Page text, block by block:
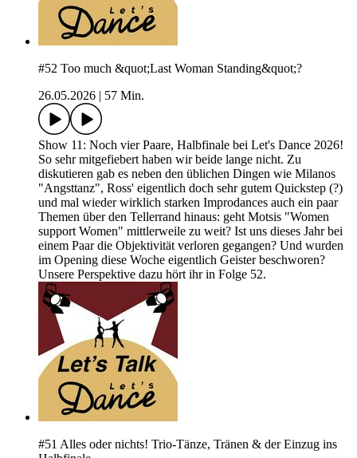
#52 Too much &quot;Last Woman Standing&quot;?
26.05.2026
57 Min.
Show 11: Noch vier Paare, Halbfinale bei Let's Dance 2026!
So sehr mitgefiebert haben wir beide lange nicht. Zu
diskutieren gab es neben den üblichen Dingen wie Milanos
"Angsttanz", Ross' eigentlich doch sehr gutem Quickstep (?)
und mal wieder wirklich starken Improdances auch ein paar
Themen über den Tellerrand hinaus: geht Motsis "Women
support Women" mittlerweile zu weit? Ist uns dieses Jahr bei
einem Paar die Objektivität verloren gegangen? Und wurden
im Opening diese Woche eigentlich Geister beschworen?
Unsere Perspektive dazu hört ihr in Folge 52.
#51 Alles oder nichts! Trio-Tänze, Tränen & der Einzug ins